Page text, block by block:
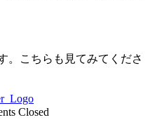
。こちらも見てみてくださ
Closed